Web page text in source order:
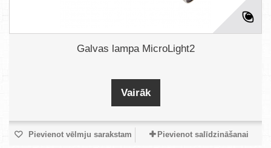
Galvas lampa MicroLight2
Vairāk
Pievienot vēlmju sarakstam Pievienot salīdzināšanai